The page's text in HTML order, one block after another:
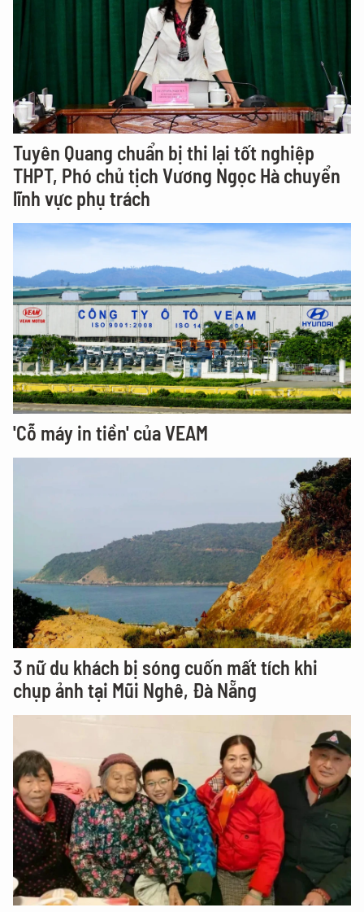
Tuyên Quang chuẩn bị thi lại tốt nghiệp
THPT, Phó chủ tịch Vương Ngọc Hà chuyển
lĩnh vực phụ trách
'Cỗ máy in tiền' của VEAM
3 nữ du khách bị sóng cuốn mất tích khi
chụp ảnh tại Mũi Nghê, Đà Nẵng